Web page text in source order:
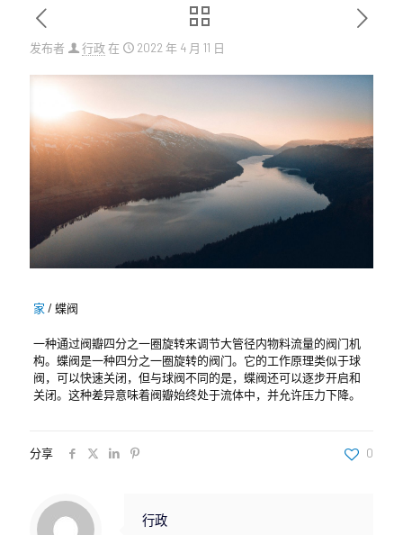
发布者 行政在 2022 年 4 月 11 日
家 /蝶阀
一种通过阀瓣四分之一圈旋转来调节大管径内物料流量的阀门机
构。蝶阀是一种四分之一圈旋转的阀门。它的工作原理类似于球
阀，可以快速关闭，但与球阀不同的是，蝶阀还可以逐步开启和
关闭。这种差异意味着阀瓣始终处于流体中，并允许压力下降。
分享 0
行政